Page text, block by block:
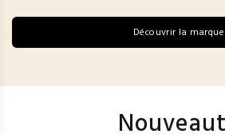
Découvrir la marque